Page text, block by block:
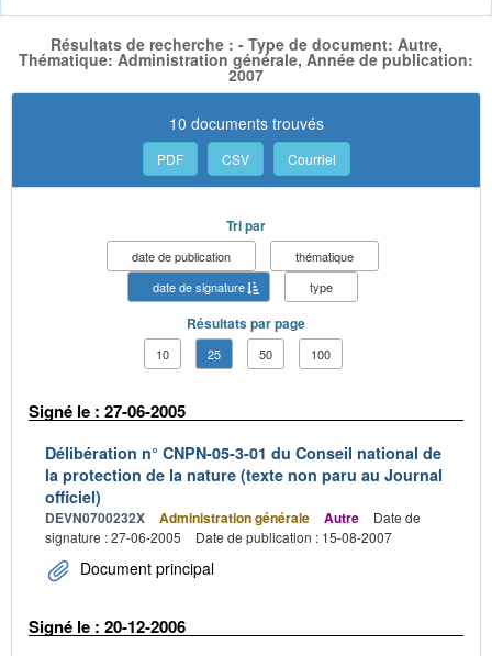
Résultats de recherche : - Type de document: Autre,
Thématique: Administration générale, Année de publication:
2007
10 documents trouvés
PDF CSV Courriel
Tri par
date de publication
thématique
date de signature
type
Résultats par page
10 25 50 100
Signé le : 27-06-2005
Délibération n° CNPN-05-3-01 du Conseil national de
la protection de la nature (texte non paru au Journal
officiel)
DEVN0700232X Administration générale Autre
Date de
signature : 27-06-2005
Date de publication : 15-08-2007
Document principal
Signé le : 20-12-2006